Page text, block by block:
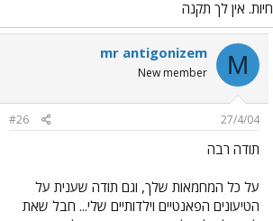
חיות. אין לך תקנה
M
mr antigonizem
New member
27/4/04
#26
תודה רבה
על כל המחמאות שלך, וגם תודה שענית על
הטיעונים הפאנטיים וילדותיים שלי... חבל שאת